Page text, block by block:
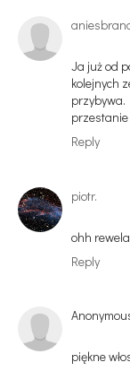
Ja już od
kolejnych
przybywa.
przestanie
Reply
piotr.
ohh
Reply
piękne